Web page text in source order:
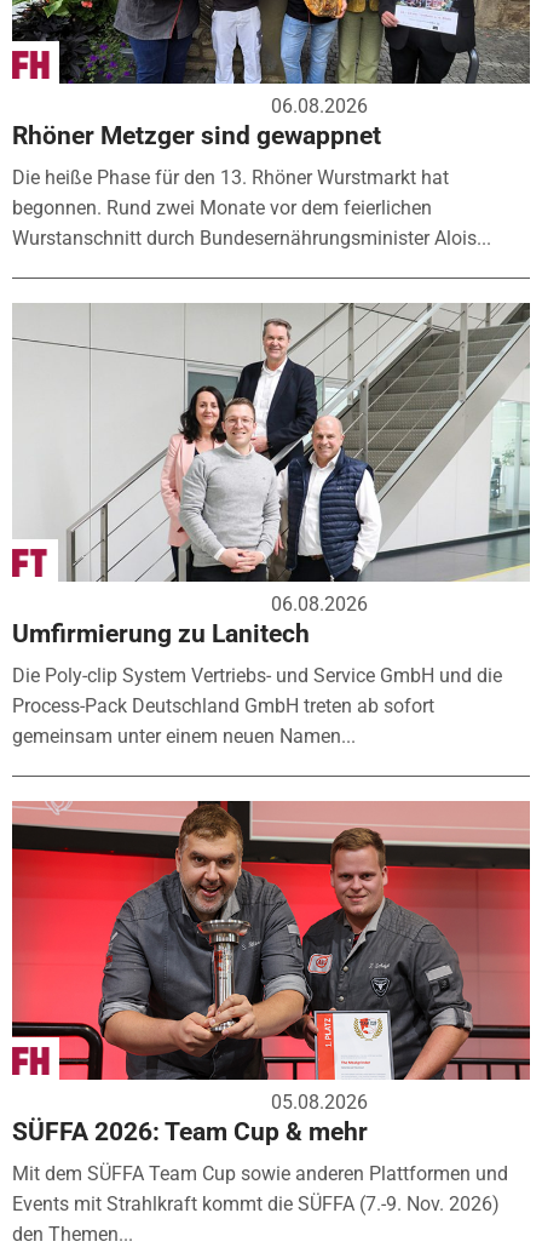
06.08.2026
Rhöner Metzger sind gewappnet
Die heiße Phase für den 13. Rhöner Wurstmarkt hat
begonnen. Rund zwei Monate vor dem feierlichen
Wurstanschnitt durch Bundesernährungsminister Alois...
06.08.2026
Umfirmierung zu Lanitech
Die Poly-clip System Vertriebs- und Service GmbH und die
Process-Pack Deutschland GmbH treten ab sofort
gemeinsam unter einem neuen Namen...
05.08.2026
SÜFFA 2026: Team Cup & mehr
Mit dem SÜFFA Team Cup sowie anderen Plattformen und
Events mit Strahlkraft kommt die SÜFFA (7.-9. Nov. 2026)
den Themen...